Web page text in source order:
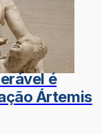
é
Ártemis